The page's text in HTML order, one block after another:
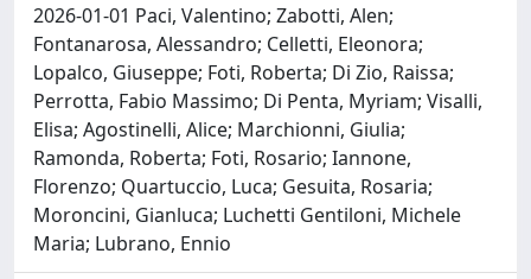
2026-01-01 Paci, Valentino; Zabotti, Alen;
Fontanarosa, Alessandro; Celletti, Eleonora;
Lopalco, Giuseppe; Foti, Roberta; Di Zio, Raissa;
Perrotta, Fabio Massimo; Di Penta, Myriam; Visalli,
Elisa; Agostinelli, Alice; Marchionni, Giulia;
Ramonda, Roberta; Foti, Rosario; Iannone,
Florenzo; Quartuccio, Luca; Gesuita, Rosaria;
Moroncini, Gianluca; Luchetti Gentiloni, Michele
Maria; Lubrano, Ennio